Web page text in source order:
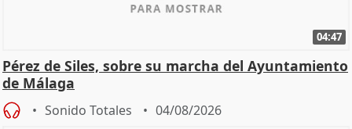
04:47
Pérez de Siles, sobre su marcha del Ayuntamiento
de Málaga
Sonido Totales 04/08/2026